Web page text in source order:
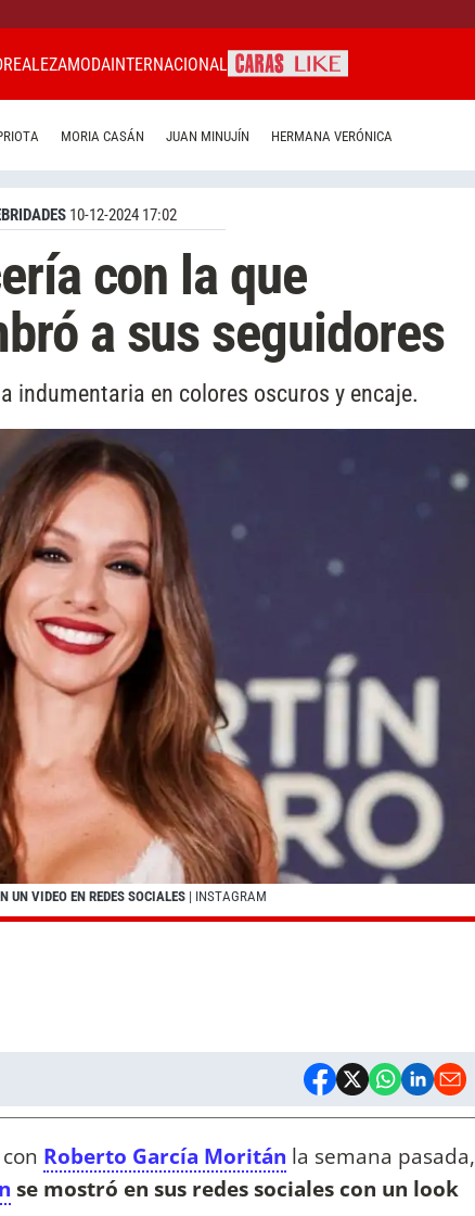
REALEZAMODAINTERNACIONAL
MORIA CASÁN JUAN MINUJÍN HERMANA VERÓNICA
10-12-2024 17:02
con la que
a sus seguidores
indumentaria en colores oscuros y encaje.
UN VIDEO EN REDES SOCIALES | INSTAGRAM
Roberto García Moritán la semana pasada,
se mostró en sus redes sociales con un look